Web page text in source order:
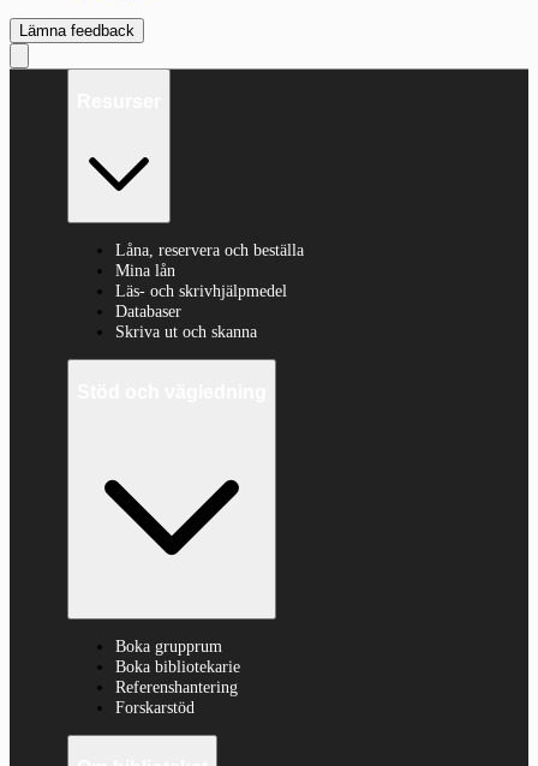
Lämna feedback
Låna, reservera och beställa
Mina lån
Läs- och skrivhjälpmedel
Databaser
Skriva ut och skanna
Boka grupprum
Boka bibliotekarie
Referenshantering
Forskarstöd